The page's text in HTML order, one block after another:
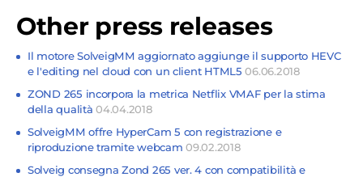
Other press releases
Il motore SolveigMM aggiornato aggiunge il supporto HEVC
e l'editing nel cloud con un client HTML506.06.2018
ZOND 265 incorpora la metrica Netflix VMAF per la stima
della qualità04.04.2018
SolveigMM offre HyperCam 5 con registrazione e
riproduzione tramite webcam09.02.2018
Solveig consegna Zond 265 ver. 4 con compatibilità e